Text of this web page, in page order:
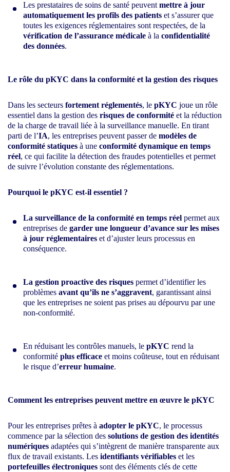
Les prestataires de soins de santé peuvent mettre à jour
automatiquement les profils des patients et s’assurer que
toutes les exigences réglementaires sont respectées, de la
vérification de l’assurance médicale à la confidentialité
des données.
Le rôle du pKYC dans la conformité et la gestion des risques
Dans les secteurs fortement réglementés, le pKYC joue un rôle
essentiel dans la gestion des risques de conformité et la réduction
de la charge de travail liée à la surveillance manuelle. En tirant
parti de l’IA, les entreprises peuvent passer de modèles de
conformité statiques à une conformité dynamique en temps
réel, ce qui facilite la détection des fraudes potentielles et permet
de suivre l’évolution constante des réglementations.
Pourquoi le pKYC est-il essentiel ?
La surveillance de la conformité en temps réel permet aux
entreprises de garder une longueur d’avance sur les mises
à jour réglementaires et d’ajuster leurs processus en
conséquence.
La gestion proactive des risques permet d’identifier les
problèmes avant qu’ils ne s’aggravent, garantissant ainsi
que les entreprises ne soient pas prises au dépourvu par une
non-conformité.
En réduisant les contrôles manuels, le pKYC rend la
conformité plus efficace et moins coûteuse, tout en réduisant
le risque d’erreur humaine.
Comment les entreprises peuvent mettre en œuvre le pKYC
Pour les entreprises prêtes à adopter le pKYC, le processus
commence par la sélection des solutions de gestion des identités
numériques adaptées qui s’intègrent de manière transparente aux
flux de travail existants. Les identifiants vérifiables et les
portefeuilles électroniques sont des éléments clés de cette